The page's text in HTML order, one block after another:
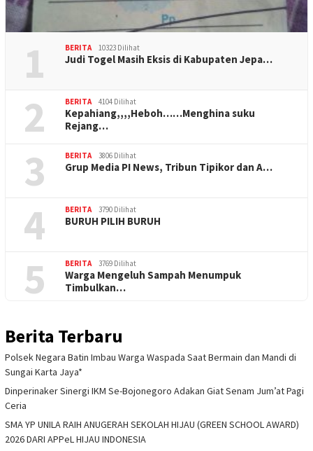
1 BERITA 10323 Dilihat
Judi Togel Masih Eksis di Kabupaten Jepa…
2 BERITA 4104 Dilihat
Kepahiang,,,,Heboh……Menghina suku
Rejang…
3 BERITA 3806 Dilihat
Grup Media PI News, Tribun Tipikor dan A…
4 BERITA 3790 Dilihat
BURUH PILIH BURUH
5 BERITA 3769 Dilihat
Warga Mengeluh Sampah Menumpuk
Timbulkan…
Berita Terbaru
Polsek Negara Batin Imbau Warga Waspada Saat Bermain dan Mandi di
Sungai Karta Jaya*
Dinperinaker Sinergi IKM Se-Bojonegoro Adakan Giat Senam Jum’at Pagi
Ceria
SMA YP UNILA RAIH ANUGERAH SEKOLAH HIJAU (GREEN SCHOOL AWARD)
2026 DARI APPeL HIJAU INDONESIA